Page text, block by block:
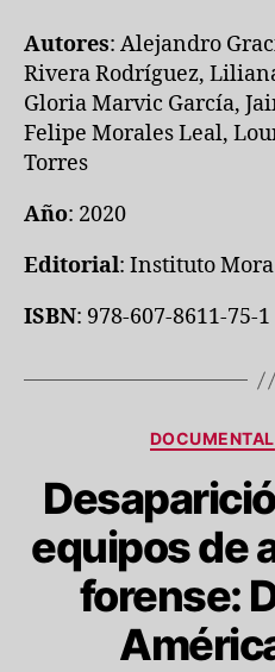
Autores: Alejandro
Rivera Rodríguez,
Gloria Marvic García,
Felipe Morales Leal,
Torres
Año: 2020
Editorial: Instituto Mora
ISBN: 978-607-8611-75-1
DOCUMENTAL
equipos de
forense: